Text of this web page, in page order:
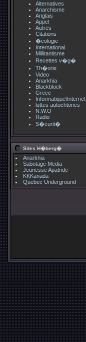
Alternatives
Anarchisme
Anglais
Appel
Autres
Citations
�cologie
International
Millitantisme
Recettes v�g�
Th�orie
Video
Anarkhia
Blackblock
Grece
Informatique\Internet
luttes autochtones
N.W.O
Radio
S�curit�
Sites H�berg�
Anarkhia
Sabotage Media
Jeunesse Apatride
KKKanada
Quebec Underground